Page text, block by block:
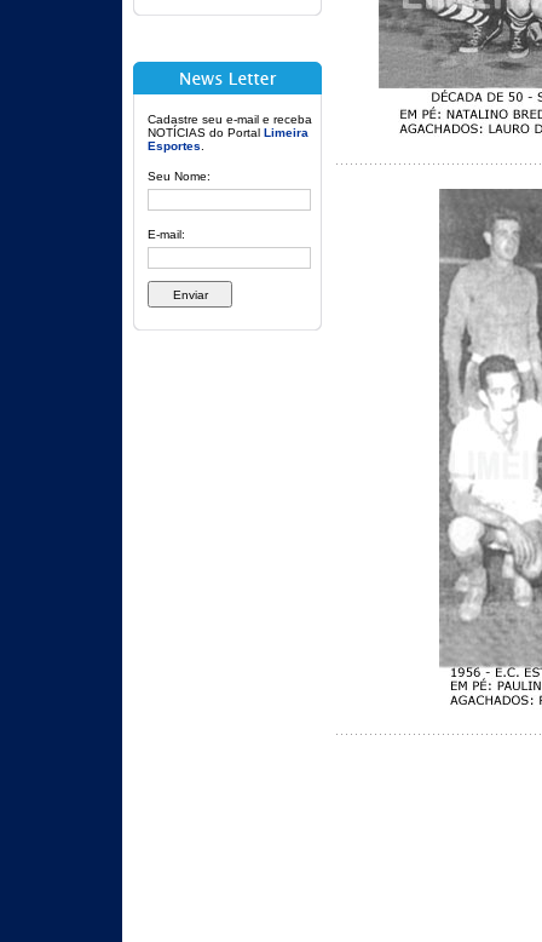
Cadastre seu e-mail e receba
NOTÍCIAS do Portal Limeira
Esportes
Seu Nome:
E-mail: